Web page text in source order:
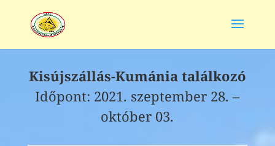
Kisújszállás-Kumánia találkozó
Időpont: 2021. szeptember 28. –
október 03.